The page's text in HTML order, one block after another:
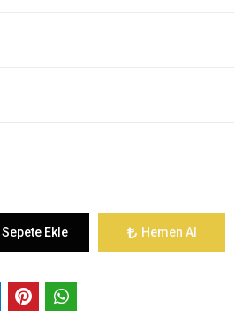
Sepete Ekle Hemen Al